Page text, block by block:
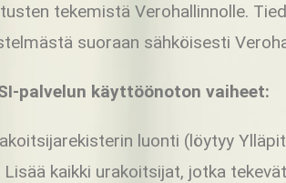
tekemistä Verohallinnolle.
suoraan sähköisesti
palvelun käyttöönoton vaiheet:
luonti (löytyy
Lisää kaikki urakoitsijat, jotka